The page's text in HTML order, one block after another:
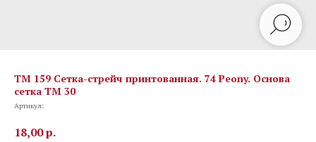
TM 159 Сетка-стрейч принтованная. 74 Peony. Основа
сетка ТМ 30
Артикул:
18,00р.